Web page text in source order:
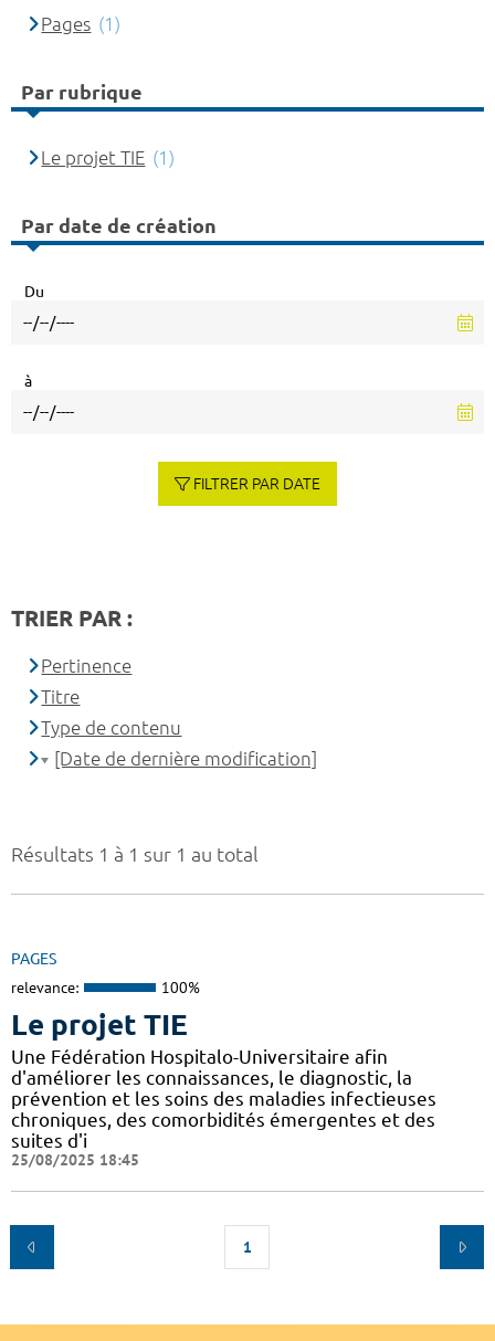
Résultats 1 à 1 sur 1 au total
PAGES
relevance: 100%
Le projet TIE
Une Fédération Hospitalo-Universitaire afin
d'améliorer les connaissances, le diagnostic, la
prévention et les soins des maladies infectieuses
chroniques, des comorbidités émergentes et des
suites d'i
25/08/2025 18:45
1
Pages (1)
Par rubrique
Le projet TIE (1)
Par date de création
Du
à
FILTRER PAR DATE
TRIER PAR :
Pertinence
Titre
Type de contenu
[Date de dernière modification]